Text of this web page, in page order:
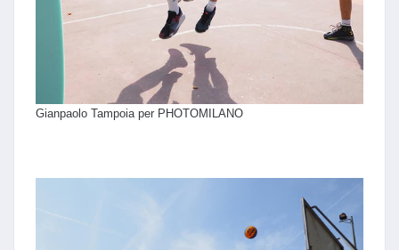
Gianpaolo Tampoia per PHOTOMILANO